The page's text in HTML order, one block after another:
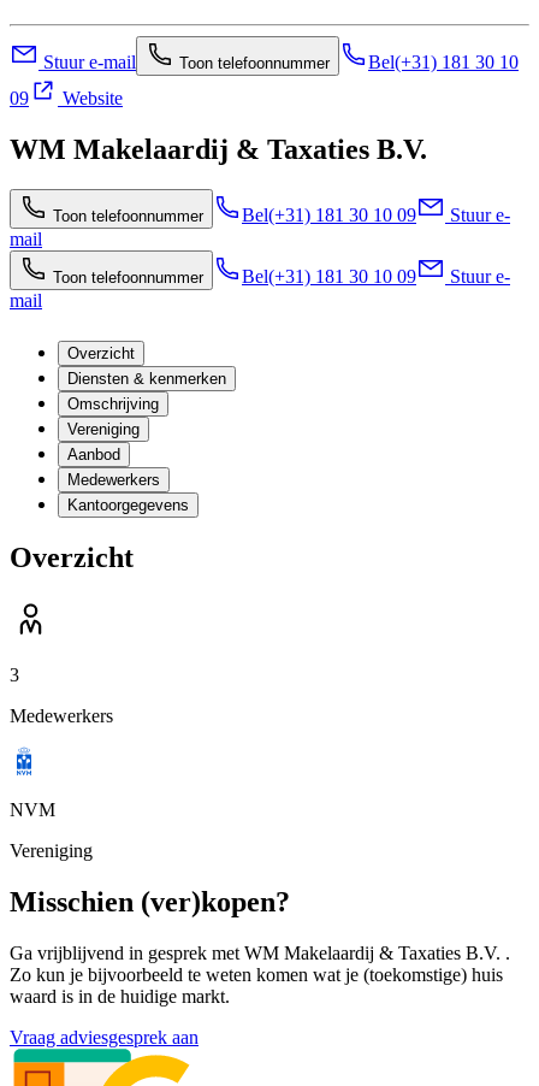
Stuur e-mail Toon telefoonnummer Bel(+31) 181 30 10
09
Website
WM Makelaardij & Taxaties B.V.
Toon telefoonnummer Bel(+31) 181 30 10 09
Stuur e-
mail
Toon telefoonnummer Bel(+31) 181 30 10 09
Stuur e-
mail
Overzicht
Diensten & kenmerken
Omschrijving
Vereniging
Aanbod
Medewerkers
Kantoorgegevens
Overzicht
3
Medewerkers
NVM
Vereniging
Misschien (ver)kopen?
Ga vrijblijvend in gesprek met WM Makelaardij & Taxaties B.V. .
Zo kun je bijvoorbeeld te weten komen wat je (toekomstige) huis
waard is in de huidige markt.
Vraag adviesgesprek aan